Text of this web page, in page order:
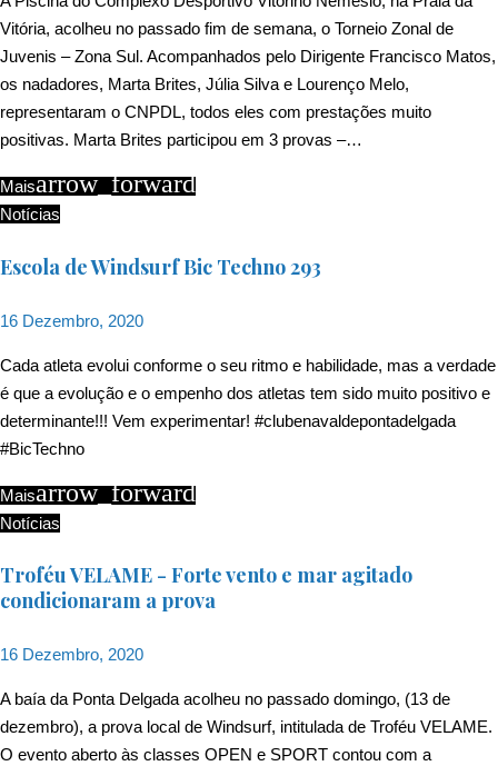
Vitória, acolheu no passado fim de semana, o Torneio Zonal de
Juvenis – Zona Sul. Acompanhados pelo Dirigente Francisco Matos,
os nadadores, Marta Brites, Júlia Silva e Lourenço Melo,
representaram o CNPDL, todos eles com prestações muito
positivas. Marta Brites participou em 3 provas –…
Maisarrow_forward
Notícias
Escola de Windsurf Bic Techno 293
16 Dezembro, 2020
Cada atleta evolui conforme o seu ritmo e habilidade, mas a verdade
é que a evolução e o empenho dos atletas tem sido muito positivo e
determinante!!! Vem experimentar! #clubenavaldepontadelgada
#BicTechno
Maisarrow_forward
Notícias
Troféu VELAME - Forte vento e mar agitado
condicionaram a prova
16 Dezembro, 2020
A baía da Ponta Delgada acolheu no passado domingo, (13 de
dezembro), a prova local de Windsurf, intitulada de Troféu VELAME.
O evento aberto às classes OPEN e SPORT contou com a